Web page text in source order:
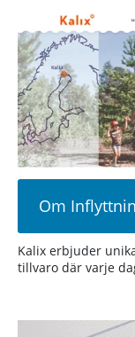
Om
Kalix erbjuder
tillvaro där varje